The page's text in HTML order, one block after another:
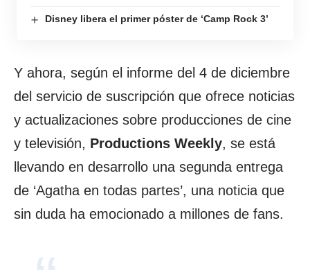
Disney libera el primer póster de ‘Camp Rock 3’
Y ahora, según el informe del 4 de diciembre
del servicio de suscripción que ofrece noticias
y actualizaciones sobre producciones de cine
y televisión, Productions Weekly, se está
llevando en desarrollo una segunda entrega
de ‘Agatha en todas partes’, una noticia que
sin duda ha emocionado a millones de fans.